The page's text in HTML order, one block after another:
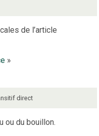
de l’article
»
direct
ou du bouillon.